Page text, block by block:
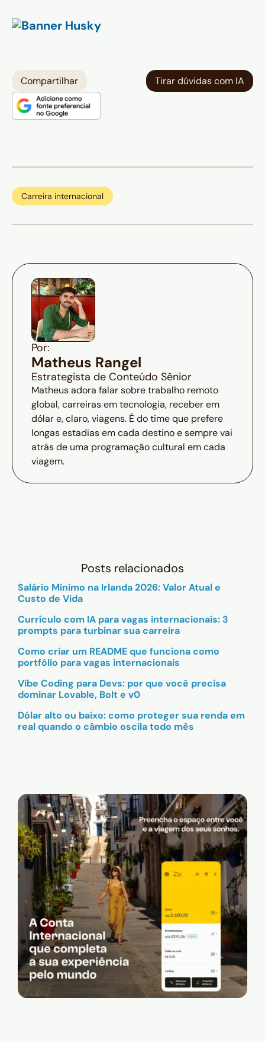
Compartilhar Tirar dúvidas com IA
Carreira internacional
Por:
Matheus Rangel
Estrategista de Conteúdo Sênior
Matheus adora falar sobre trabalho remoto
global, carreiras em tecnologia, receber em
dólar e, claro, viagens. É do time que prefere
longas estadias em cada destino e sempre vai
atrás de uma programação cultural em cada
viagem.
Posts relacionados
Salário Mínimo na Irlanda 2026: Valor Atual e
Custo de Vida
Currículo com IA para vagas internacionais: 3
prompts para turbinar sua carreira
Como criar um README que funciona como
portfólio para vagas internacionais
Vibe Coding para Devs: por que você precisa
dominar Lovable, Bolt e v0
Dólar alto ou baixo: como proteger sua renda em
real quando o câmbio oscila todo mês